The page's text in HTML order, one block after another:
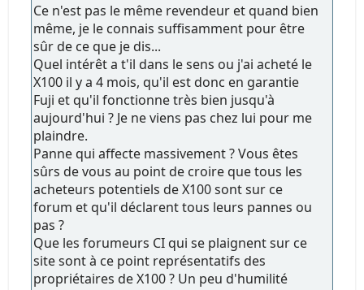
Ce n'est pas le même revendeur et quand bien
même, je le connais suffisamment pour être
sûr de ce que je dis...
Quel intérêt a t'il dans le sens ou j'ai acheté le
X100 il y a 4 mois, qu'il est donc en garantie
Fuji et qu'il fonctionne très bien jusqu'à
aujourd'hui ? Je ne viens pas chez lui pour me
plaindre.
Panne qui affecte massivement ? Vous êtes
sûrs de vous au point de croire que tous les
acheteurs potentiels de X100 sont sur ce
forum et qu'il déclarent tous leurs pannes ou
pas ?
Que les forumeurs CI qui se plaignent sur ce
site sont à ce point représentatifs des
propriétaires de X100 ? Un peu d'humilité